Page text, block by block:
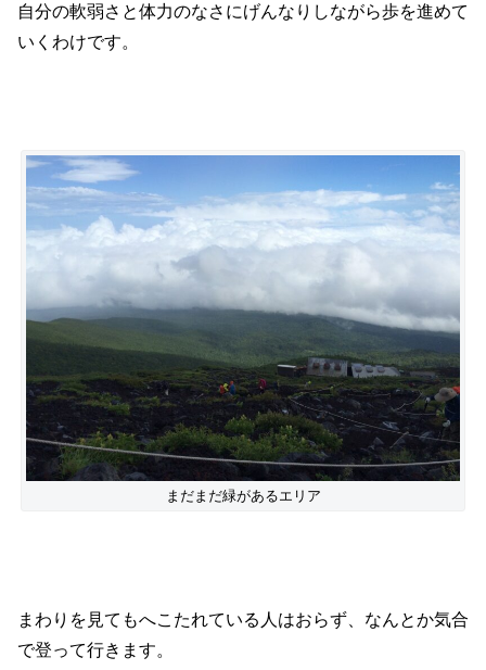
自分の軟弱さと体力のなさにげんなりしながら歩を進めて
いくわけです。
まだまだ緑があるエリア
まわりを見てもへこたれている人はおらず、なんとか気合
で登って行きます。